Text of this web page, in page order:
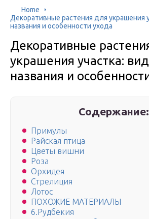
Home
Декоративные растения для украшения
названия и особенности ухода
Декоративные
украшения участка:
названия и
Содержание:
Примулы
Райская птица
Цветы вишни
Роза
Орхидея
Стрелиция
Лотос
ПОХОЖИЕ МАТЕРИАЛЫ
6.Рудбекия